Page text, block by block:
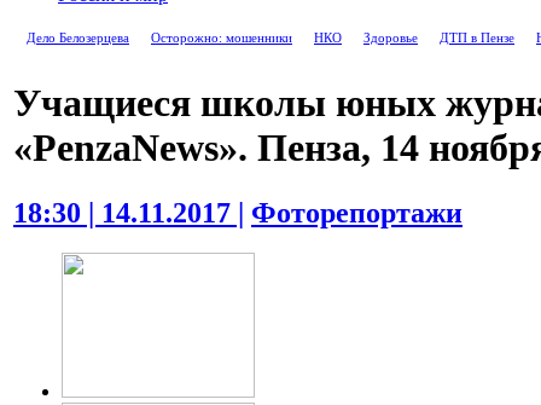
Дело Белозерцева Осторожно: мошенники НКО Здоровье ДТП в Пензе
Учащиеся школы юных
«PenzaNews». Пенза, 14
18:30 | 14.11.2017 | Фоторепортажи